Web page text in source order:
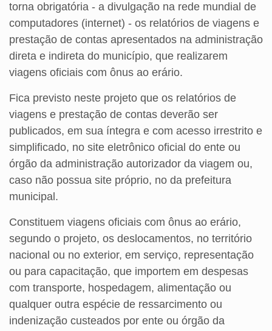
torna obrigatória - a divulgação na rede mundial de
computadores (internet) - os relatórios de viagens e
prestação de contas apresentados na administração
direta e indireta do município, que realizarem
viagens oficiais com ônus ao erário.
Fica previsto neste projeto que os relatórios de
viagens e prestação de contas deverão ser
publicados, em sua íntegra e com acesso irrestrito e
simplificado, no site eletrônico oficial do ente ou
órgão da administração autorizador da viagem ou,
caso não possua site próprio, no da prefeitura
municipal.
Constituem viagens oficiais com ônus ao erário,
segundo o projeto, os deslocamentos, no território
nacional ou no exterior, em serviço, representação
ou para capacitação, que importem em despesas
com transporte, hospedagem, alimentação ou
qualquer outra espécie de ressarcimento ou
indenização custeados por ente ou órgão da